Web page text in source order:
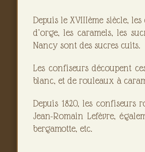
Depuis le XVIIIème siècle,
d’orge, les caramels, les
Nancy sont des sucres cuits.
Les confiseurs découpent
blanc, et de rouleaux à
Depuis 1820, les
Jean-Romain Lefèvre,
bergamotte, etc.